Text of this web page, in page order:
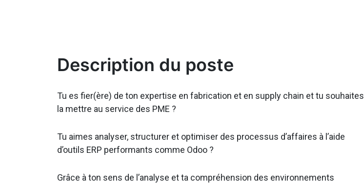
Description du poste
Tu es fier(ère) de ton expertise en fabrication et en supply chain et tu souhaites
la mettre au service des PME ?
Tu aimes analyser, structurer et optimiser des processus d’affaires à l’aide
d’outils ERP performants comme Odoo ?
Grâce à ton sens de l’analyse et ta compréhension des environnements